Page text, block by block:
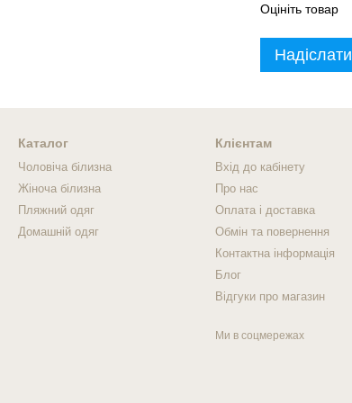
Оцініть товар
Надіслати
Каталог
Чоловіча білизна
Жіноча білизна
Пляжний одяг
Домашній одяг
Клієнтам
Вхід до кабінету
Про нас
Оплата і доставка
Обмін та повернення
Контактна інформація
Блог
Відгуки про магазин
Ми в соцмережах